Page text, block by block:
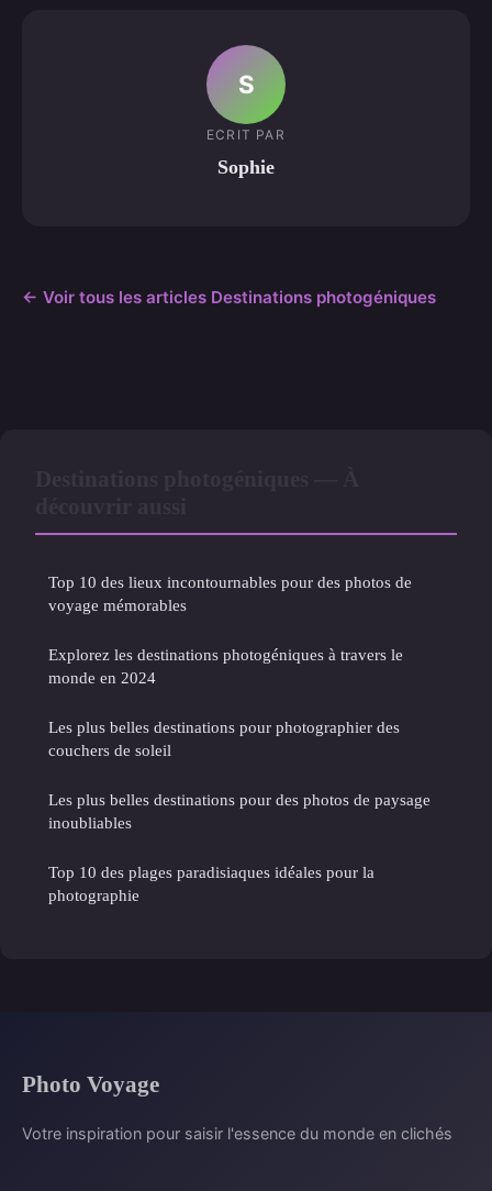
S
ECRIT PAR
Sophie
← Voir tous les articles Destinations photogéniques
Top 10 des lieux incontournables pour des photos de
voyage mémorables
Explorez les destinations photogéniques à travers le
monde en 2024
Les plus belles destinations pour photographier des
couchers de soleil
Les plus belles destinations pour des photos de paysage
inoubliables
Top 10 des plages paradisiaques idéales pour la
photographie
Photo Voyage
Votre inspiration pour saisir l'essence du monde en clichés